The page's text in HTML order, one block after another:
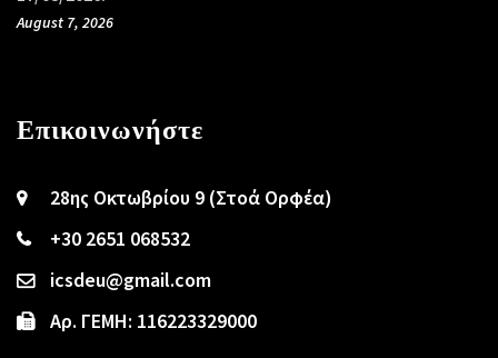
August 7, 2026
Επικοινωνήστε
28ης Οκτωβρίου 9 (Στοά Ορφέα)
+30 2651 068532
icsdeu@gmail.com
Αρ. ΓΕΜΗ: 116223329000